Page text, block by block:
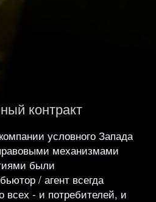
контракт
условного Запада
механизмами
были
/ агент всегда
всех - и потребителей, и